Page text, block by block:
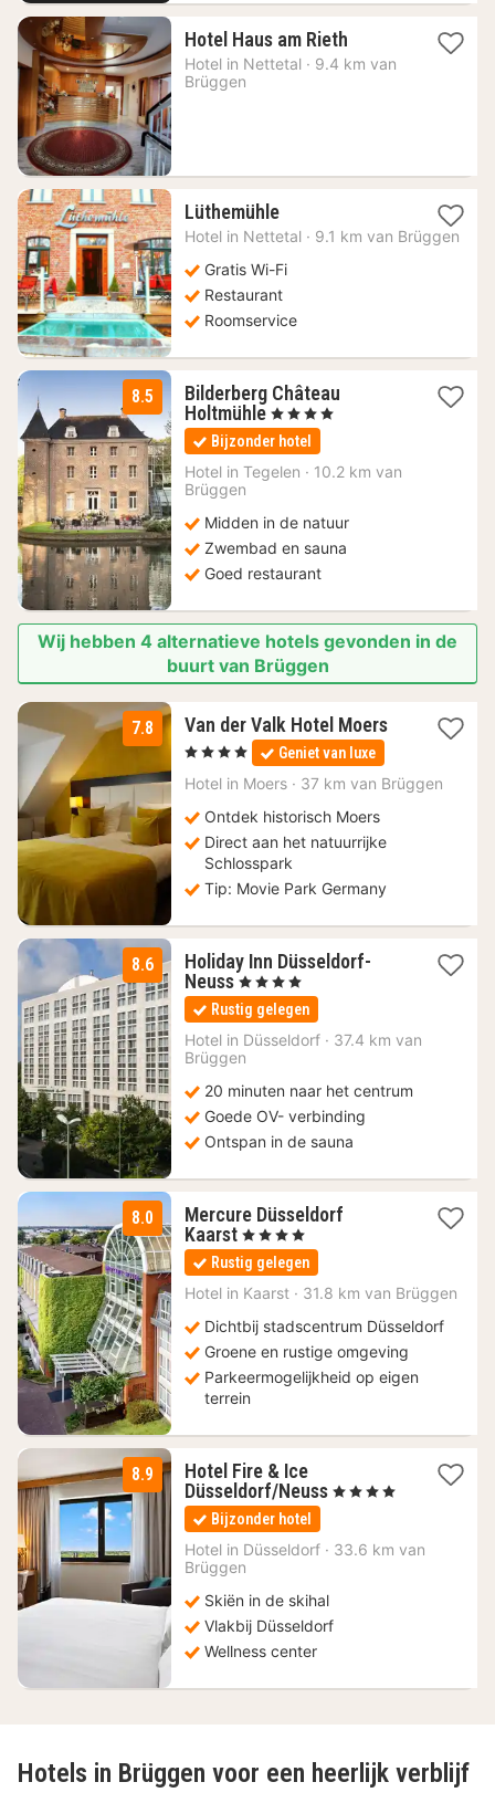
Hotel Haus am Rieth1
nacht
Hotel in Nettetal · 9.4 km van
Brüggen
Lüthemühle1
nacht
115,89
€
Hotel in Nettetal · 9.1 km van Brüggen
Gratis Wi-Fi
Restaurant
Roomservice
8.5
Bilderberg Château
Holtmühle 1
nacht
vanaf
80,10
, 4 Sterren
Bijzonder hotel
Hotel in Tegelen · 10.2 km van
Brüggen
Midden in de natuur
Zwembad en sauna
Goed restaurant
Wij hebben 4 alternatieve hotels gevonden in de
buurt van Brüggen
7.8 Van der Valk Hotel Moers3
nachten
92,67
, 4 Sterren Geniet van luxe
Hotel in Moers · 37 km van Brüggen
Ontdek historisch Moers
Direct aan het natuurrijke
Schlosspark
Tip: Movie Park Germany
8.6
Holiday Inn Düsseldorf-
Neuss2
nachten
vanaf
64
€
, 4 Sterren
Rustig gelegen
Hotel in Düsseldorf · 37.4 km van
Brüggen
20 minuten naar het centrum
Goede OV- verbinding
Ontspan in de sauna
8.0
Mercure Düsseldorf
Kaarst 2
nachten
vanaf
69
, 4 Sterren
Rustig gelegen
Hotel in Kaarst · 31.8 km van Brüggen
Dichtbij stadscentrum Düsseldorf
Groene en rustige omgeving
Parkeermogelijkheid op eigen
terrein
8.9
Hotel Fire & Ice
Düsseldorf/Neuss 2
119
, 4 Sterren
Bijzonder hotel
Hotel in Düsseldorf · 33.6 km van
Brüggen
Skiën in de skihal
Vlakbij Düsseldorf
Wellness center
Hotels in Brüggen voor een heerlijk verblijf